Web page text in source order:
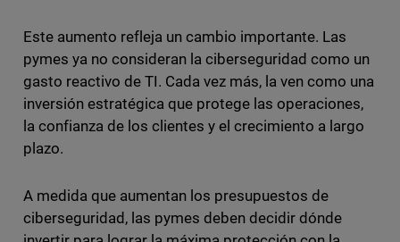
Este aumento refleja un cambio importante. Las
pymes ya no consideran la ciberseguridad como un
gasto reactivo de TI. Cada vez más, la ven como una
inversión estratégica que protege las operaciones,
la confianza de los clientes y el crecimiento a largo
plazo.
A medida que aumentan los presupuestos de
ciberseguridad, las pymes deben decidir dónde